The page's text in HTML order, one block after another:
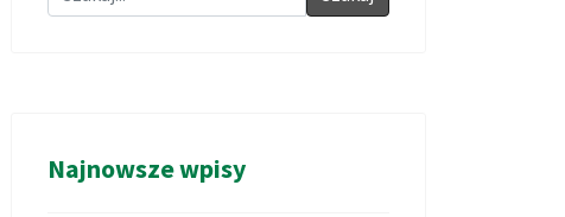
Najnowsze wpisy